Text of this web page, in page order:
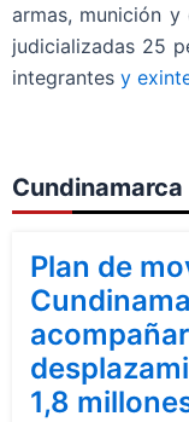
armas, munición
judicializadas 25
integrantes y
Cundinamarca
Bogotá
Plan de
1,8